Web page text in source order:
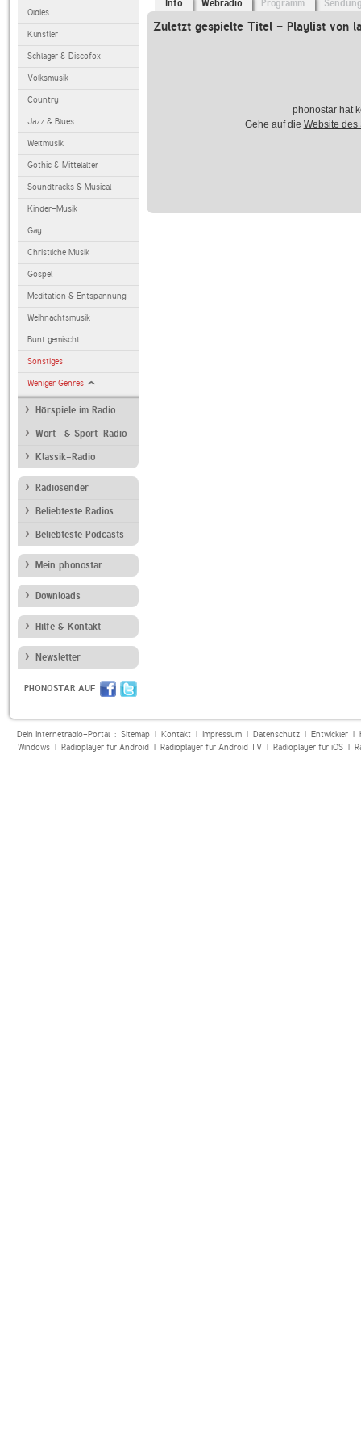
Oldies
Künstler
Schlager & Discofox
Volksmusik
Country
Jazz & Blues
Weltmusik
Gothic & Mittelalter
Soundtracks & Musical
Kinder-Musik
Gay
Christliche Musik
Gospel
Meditation & Entspannung
Weihnachtsmusik
Bunt gemischt
Sonstiges
Weniger Genres
Hörspiele im Radio
Wort- & Sport-Radio
Klassik-Radio
Radiosender
Beliebteste Radios
Beliebteste Podcasts
Mein phonostar
Downloads
Hilfe & Kontakt
Newsletter
PHONOSTAR AUF
Info Webradio Programm
Zuletzt gespielte Titel - Playlist von
phonostar hat
Gehe auf die Website des
Dein Internetradio-Portal : Sitemap| Kontakt| Impressum| Datenschutz| Entwickler|
Windows| Radioplayer für Android| Radioplayer für Android TV| Radioplayer für iOS|